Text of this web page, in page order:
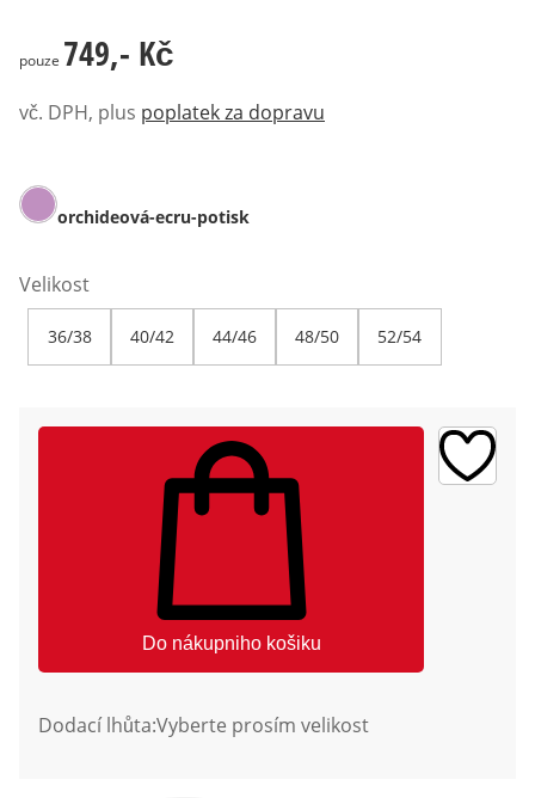
749,- Kč
pouze 749,- Kč
vč. DPH, plus poplatek za dopravu
orchideová-ecru-potisk
Velikost
36/38 40/42 44/46 48/50 52/54
Do nákupniho košiku
Dodací lhůta:Vyberte prosím velikost